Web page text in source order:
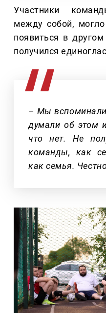
Участники
между собой,
появиться в
получился
– Мы
думали об этом
что нет. Не
команды, как
как семья.